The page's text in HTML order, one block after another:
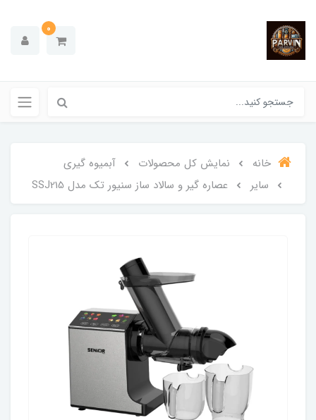
0
خانه نمایش کل محصولات
آبمیوه گیری
سایر
عصاره گیر و سالاد ساز سنیور تک مدل SSJ215